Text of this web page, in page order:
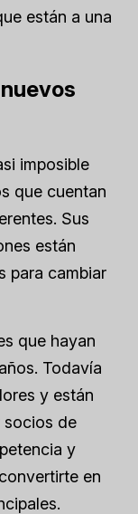
están a una
imposible
que cuentan
Sus
están
para cambiar
que hayan
Todavía
y están
socios de
y
en